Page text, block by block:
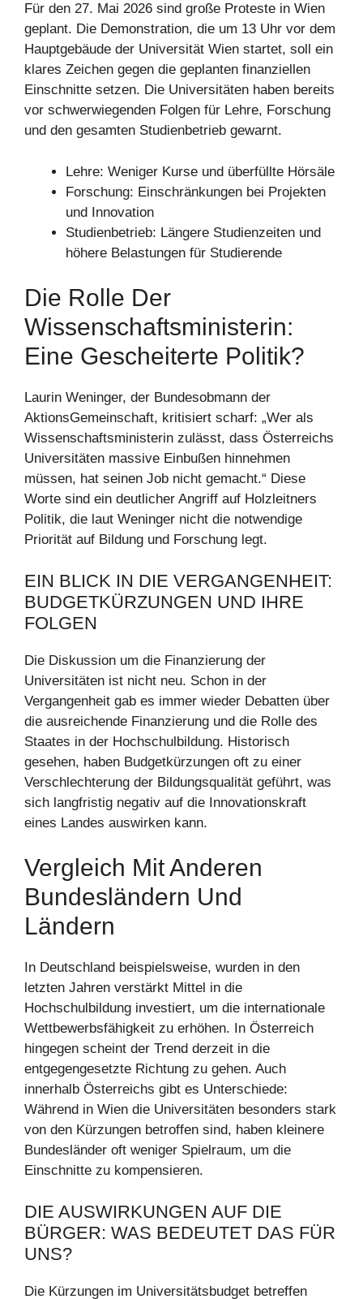
Für den 27. Mai 2026 sind große Proteste in Wien
geplant. Die Demonstration, die um 13 Uhr vor dem
Hauptgebäude der Universität Wien startet, soll ein
klares Zeichen gegen die geplanten finanziellen
Einschnitte setzen. Die Universitäten haben bereits
vor schwerwiegenden Folgen für Lehre, Forschung
und den gesamten Studienbetrieb gewarnt.
Lehre: Weniger Kurse und überfüllte Hörsäle
Forschung: Einschränkungen bei Projekten
und Innovation
Studienbetrieb: Längere Studienzeiten und
höhere Belastungen für Studierende
Die Rolle Der
Wissenschaftsministerin:
Eine Gescheiterte Politik?
Laurin Weninger, der Bundesobmann der
AktionsGemeinschaft, kritisiert scharf: „Wer als
Wissenschaftsministerin zulässt, dass Österreichs
Universitäten massive Einbußen hinnehmen
müssen, hat seinen Job nicht gemacht.“ Diese
Worte sind ein deutlicher Angriff auf Holzleitners
Politik, die laut Weninger nicht die notwendige
Priorität auf Bildung und Forschung legt.
EIN BLICK IN DIE VERGANGENHEIT:
BUDGETKÜRZUNGEN UND IHRE
FOLGEN
Die Diskussion um die Finanzierung der
Universitäten ist nicht neu. Schon in der
Vergangenheit gab es immer wieder Debatten über
die ausreichende Finanzierung und die Rolle des
Staates in der Hochschulbildung. Historisch
gesehen, haben Budgetkürzungen oft zu einer
Verschlechterung der Bildungsqualität geführt, was
sich langfristig negativ auf die Innovationskraft
eines Landes auswirken kann.
Vergleich Mit Anderen
Bundesländern Und
Ländern
In Deutschland beispielsweise, wurden in den
letzten Jahren verstärkt Mittel in die
Hochschulbildung investiert, um die internationale
Wettbewerbsfähigkeit zu erhöhen. In Österreich
hingegen scheint der Trend derzeit in die
entgegengesetzte Richtung zu gehen. Auch
innerhalb Österreichs gibt es Unterschiede:
Während in Wien die Universitäten besonders stark
von den Kürzungen betroffen sind, haben kleinere
Bundesländer oft weniger Spielraum, um die
Einschnitte zu kompensieren.
DIE AUSWIRKUNGEN AUF DIE
BÜRGER: WAS BEDEUTET DAS FÜR
UNS?
Die Kürzungen im Universitätsbudget betreffen